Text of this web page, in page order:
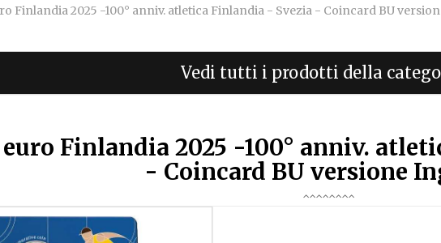
Finlandia 2025 -100° anniv. atletica Finlandia - Svezia - Coincard BU
Vedi tutti i prodotti della
euro Finlandia 2025 -100° anniv.
- Coincard BU versione